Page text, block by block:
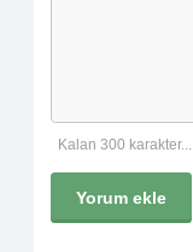
Kalan 300 karakter...
Yorum ekle